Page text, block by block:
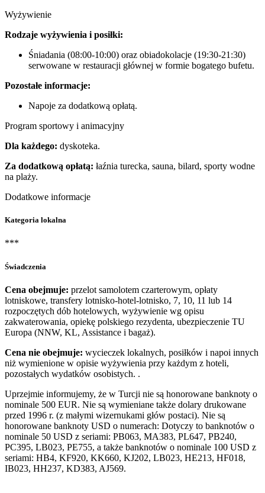
Wyżywienie
Rodzaje wyżywienia i posiłki:
Śniadania (08:00-10:00) oraz obiadokolacje (19:30-21:30)
serwowane w restauracji głównej w formie bogatego bufetu.
Pozostałe informacje:
Napoje za dodatkową opłatą.
Program sportowy i animacyjny
Dla każdego: dyskoteka.
Za dodatkową opłatą: łaźnia turecka, sauna, bilard, sporty wodne
na plaży.
Dodatkowe informacje
Kategoria lokalna
***
Świadczenia
Cena obejmuje: przelot samolotem czarterowym, opłaty
lotniskowe, transfery lotnisko-hotel-lotnisko, 7, 10, 11 lub 14
rozpoczętych dób hotelowych, wyżywienie wg opisu
zakwaterowania, opiekę polskiego rezydenta, ubezpieczenie TU
Europa (NNW, KL, Assistance i bagaż).
Cena nie obejmuje: wycieczek lokalnych, posiłków i napoi innych
niż wymienione w opisie wyżywienia przy każdym z hoteli,
pozostałych wydatków osobistych. .
Uprzejmie informujemy, że w Turcji nie są honorowane banknoty o
nominale 500 EUR. Nie są wymieniane także dolary drukowane
przed 1996 r. (z małymi wizernukami głów postaci). Nie są
honorowane banknoty USD o numerach: Dotyczy to banknotów o
nominale 50 USD z seriami: PB063, MA383, PL647, PB240,
PC395, LB023, PE755, a także banknotów o nominale 100 USD z
seriami: HB4, KF920, KK660, KJ202, LB023, HE213, HF018,
IB023, HH237, KD383, AJ569.